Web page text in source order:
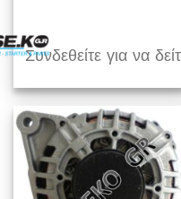
Συνδεθείτε για να